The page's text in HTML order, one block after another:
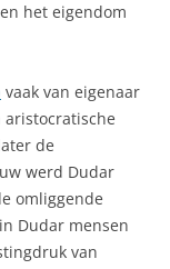
het eigendom
vaak van eigenaar
de
werd Dudar
omliggende
Dudar mensen
van